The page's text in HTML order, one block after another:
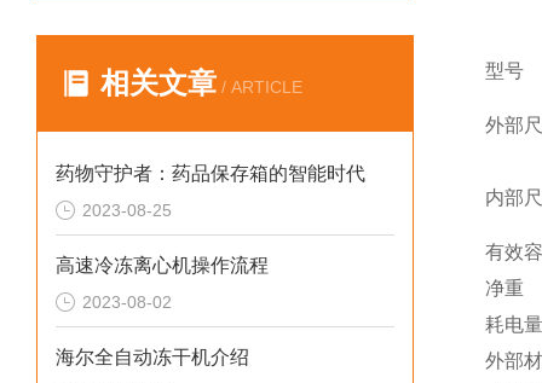
相关文章 / ARTICLE
药物守护者：药品保存箱的智能时代
2023-08-25
高速冷冻离心机操作流程
2023-08-02
海尔全自动冻干机介绍
型号
外部
内部
有效
净重
耗电
外部